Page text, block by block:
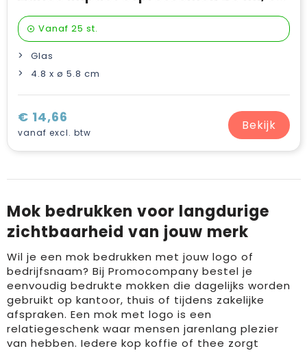
Vanaf 25 st.
Glas
4.8 x ø 5.8 cm
€ 14,66
vanaf excl. btw Bekijk
Mok bedrukken voor langdurige
zichtbaarheid van jouw merk
Wil je een mok bedrukken met jouw logo of
bedrijfsnaam? Bij Promocompany bestel je
eenvoudig bedrukte mokken die dagelijks worden
gebruikt op kantoor, thuis of tijdens zakelijke
afspraken. Een mok met logo is een
relatiegeschenk waar mensen jarenlang plezier
van hebben. Iedere kop koffie of thee zorgt